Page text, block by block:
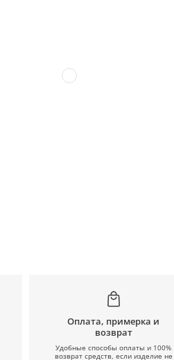
Оплата, примерка и
возврат
Удобные способы оплаты и 100%
возврат средств, если изделие не